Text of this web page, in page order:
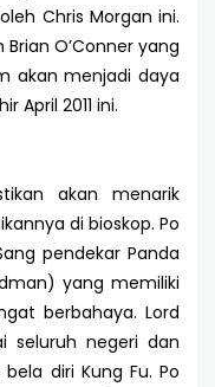
Chris Morgan ini.
O’Conner yang
akan menjadi daya
April 2011 ini.
akan menarik
di bioskop. Po
pendekar Panda
yang memiliki
berbahaya. Lord
seluruh negeri dan
diri Kung Fu. Po